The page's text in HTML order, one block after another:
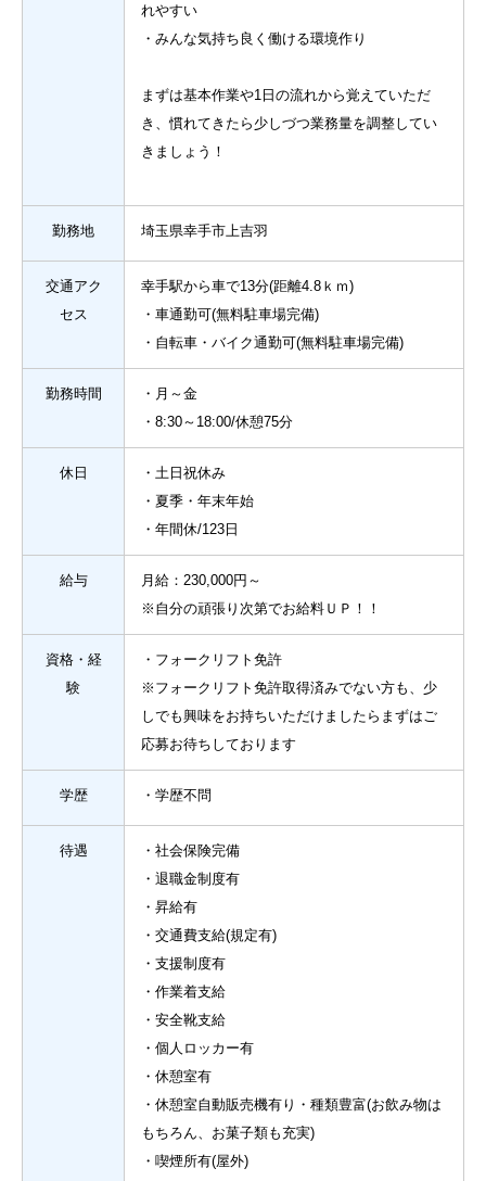
れやすい
・みんな気持ち良く働ける環境作り
まずは基本作業や1日の流れから覚えていただ
き、慣れてきたら少しづつ業務量を調整してい
きましょう！
勤務地 埼玉県幸手市上吉羽
交通アク
セス
幸手駅から車で13分(距離4.8ｋｍ)
・車通勤可(無料駐車場完備)
・自転車・バイク通勤可(無料駐車場完備)
勤務時間
・月～金
・8:30～18:00/休憩75分
休日
・土日祝休み
・夏季・年末年始
・年間休/123日
給与
月給：230,000円～
※自分の頑張り次第でお給料ＵＰ！！
資格・経
験
・フォークリフト免許
※フォークリフト免許取得済みでない方も、少
しでも興味をお持ちいただけましたらまずはご
応募お待ちしております
学歴 ・学歴不問
待遇
・社会保険完備
・退職金制度有
・昇給有
・交通費支給(規定有)
・支援制度有
・作業着支給
・安全靴支給
・個人ロッカー有
・休憩室有
・休憩室自動販売機有り・種類豊富(お飲み物は
もちろん、お菓子類も充実)
・喫煙所有(屋外)